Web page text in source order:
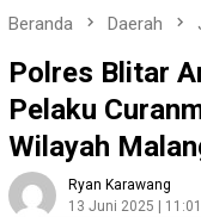
Beranda Daerah
Polres Blitar
Pelaku
Wilayah
Ryan Karawang
13 Juni 2025 | 11:01